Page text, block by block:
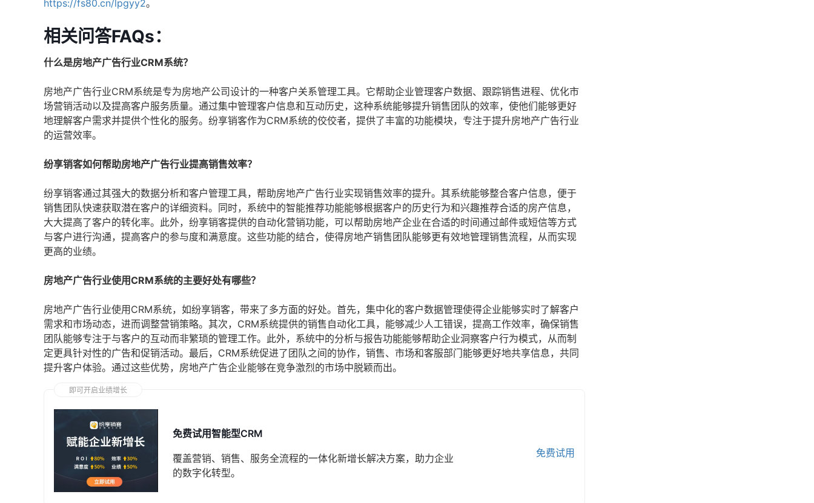
https://fs80.cn/lpgyy2。
相关问答FAQs：
什么是房地产广告行业CRM系统？
房地产广告行业CRM系统是专为房地产公司设计的一种客户关系管理工具。它帮助企业管理客户数据、跟踪销售进程、优化市
场营销活动以及提高客户服务质量。通过集中管理客户信息和互动历史，这种系统能够提升销售团队的效率，使他们能够更好
地理解客户需求并提供个性化的服务。纷享销客作为CRM系统的佼佼者，提供了丰富的功能模块，专注于提升房地产广告行业
的运营效率。
纷享销客如何帮助房地产广告行业提高销售效率？
纷享销客通过其强大的数据分析和客户管理工具，帮助房地产广告行业实现销售效率的提升。其系统能够整合客户信息，便于
销售团队快速获取潜在客户的详细资料。同时，系统中的智能推荐功能能够根据客户的历史行为和兴趣推荐合适的房产信息，
大大提高了客户的转化率。此外，纷享销客提供的自动化营销功能，可以帮助房地产企业在合适的时间通过邮件或短信等方式
与客户进行沟通，提高客户的参与度和满意度。这些功能的结合，使得房地产销售团队能够更有效地管理销售流程，从而实现
更高的业绩。
房地产广告行业使用CRM系统的主要好处有哪些？
房地产广告行业使用CRM系统，如纷享销客，带来了多方面的好处。首先，集中化的客户数据管理使得企业能够实时了解客户
需求和市场动态，进而调整营销策略。其次，CRM系统提供的销售自动化工具，能够减少人工错误，提高工作效率，确保销售
团队能够专注于与客户的互动而非繁琐的管理工作。此外，系统中的分析与报告功能能够帮助企业洞察客户行为模式，从而制
定更具针对性的广告和促销活动。最后，CRM系统促进了团队之间的协作，销售、市场和客服部门能够更好地共享信息，共同
提升客户体验。通过这些优势，房地产广告企业能够在竞争激烈的市场中脱颖而出。
即可开启业绩增长
免费试用智能型CRM
覆盖营销、销售、服务全流程的一体化新增长解决方案，助力企业
的数字化转型。
免费试用